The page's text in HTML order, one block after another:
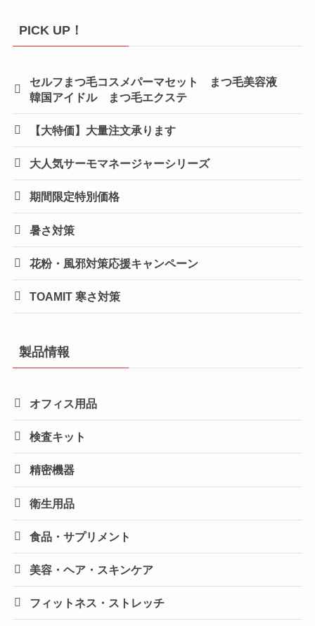
PICK UP！
セルフまつ毛コスメパーマセット まつ毛美容液
韓国アイドル まつ毛エクステ
【大特価】大量注文承ります
大人気サーモマネージャーシリーズ
期間限定特別価格
暑さ対策
花粉・風邪対策応援キャンペーン
TOAMIT 寒さ対策
製品情報
オフィス用品
検査キット
精密機器
衛生用品
食品・サプリメント
美容・ヘア・スキンケア
フィットネス・ストレッチ